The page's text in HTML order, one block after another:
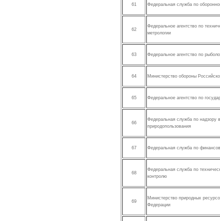
61 Федеральная служба по
62
Федеральное агентство по
метрологии
63 Федеральное агентство по
64 Министерство обороны
65 Федеральное агентство по
66
Федеральная служба по надзору
природопользования
67 Федеральная служба по
68
Федеральная служба по
контролю
69
Министерство природных
Федерации